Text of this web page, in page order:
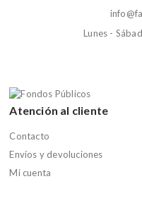
Lunes -
Atención al cliente
Contacto
Envíos y devoluciones
Mi cuenta